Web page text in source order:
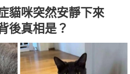
貓咪突然安靜下來
後真相是？